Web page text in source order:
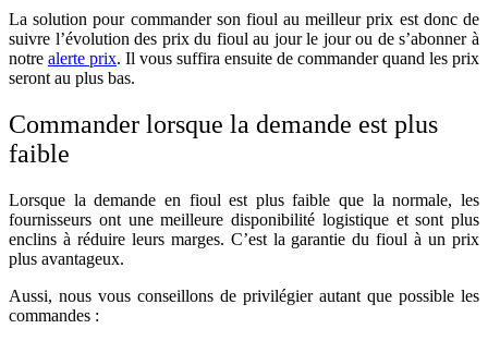
La solution pour commander son fioul au meilleur prix est donc de
suivre l’évolution des prix du fioul au jour le jour ou de s’abonner à
notre alerte prix. Il vous suffira ensuite de commander quand les prix
seront au plus bas.
Commander lorsque la demande est plus
faible
Lorsque la demande en fioul est plus faible que la normale, les
fournisseurs ont une meilleure disponibilité logistique et sont plus
enclins à réduire leurs marges. C’est la garantie du fioul à un prix
plus avantageux.
Aussi, nous vous conseillons de privilégier autant que possible les
commandes :